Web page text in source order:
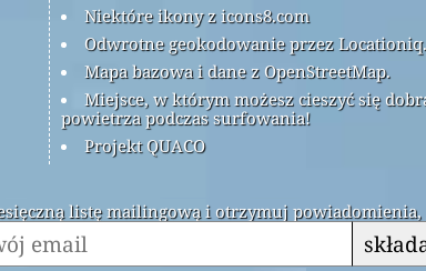
Niektóre ikony z icons8.com
Odwrotne geokodowanie przez
Mapa bazowa i dane z OpenStreetMap.
Miejsce, w którym możesz cieszyć się
powietrza podczas surfowania!
Projekt QUACO
listę mailingową i otrzymuj powiadomienia,